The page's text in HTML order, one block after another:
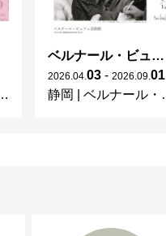
ベルナール・ビュフェと写真 ーカメラがとらえたビュフェとその時代、そして21 世紀へ
2026 04 03 - 2026 09 01
静岡
ベルナール・ビュフェ美術館